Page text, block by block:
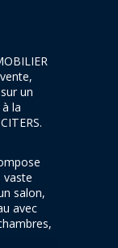
un
la
vaste
salon,
avec